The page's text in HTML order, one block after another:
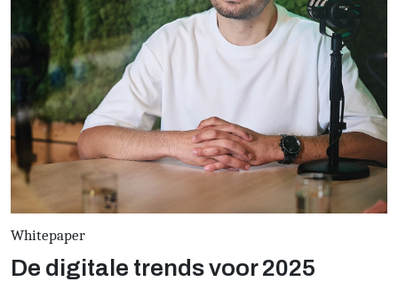
Whitepaper
De digitale trends voor 2025